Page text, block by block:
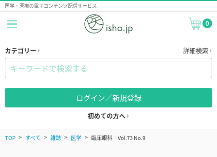
医学・医療の電子コンテンツ配信サービス
0
カテゴリー 詳細検索
ログイン／新規登録
初めての方へ
TOP すべて 雑誌 医学 臨床眼科 Vol.73 No.9